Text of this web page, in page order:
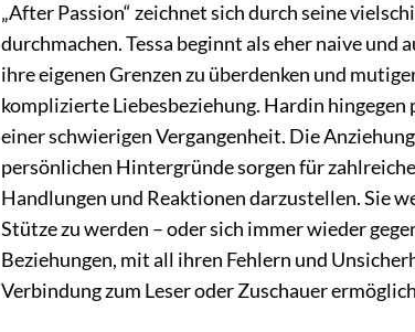
„After Passion“ zeichnet sich durch seine
durchmachen. Tessa beginnt als eher naive
ihre eigenen Grenzen zu überdenken und
komplizierte Liebesbeziehung. Hardin
einer schwierigen Vergangenheit. Die
persönlichen Hintergründe sorgen für
Handlungen und Reaktionen darzustellen. Sie
Stütze zu werden – oder sich immer wieder
Beziehungen, mit all ihren Fehlern und
Verbindung zum Leser oder Zuschauer